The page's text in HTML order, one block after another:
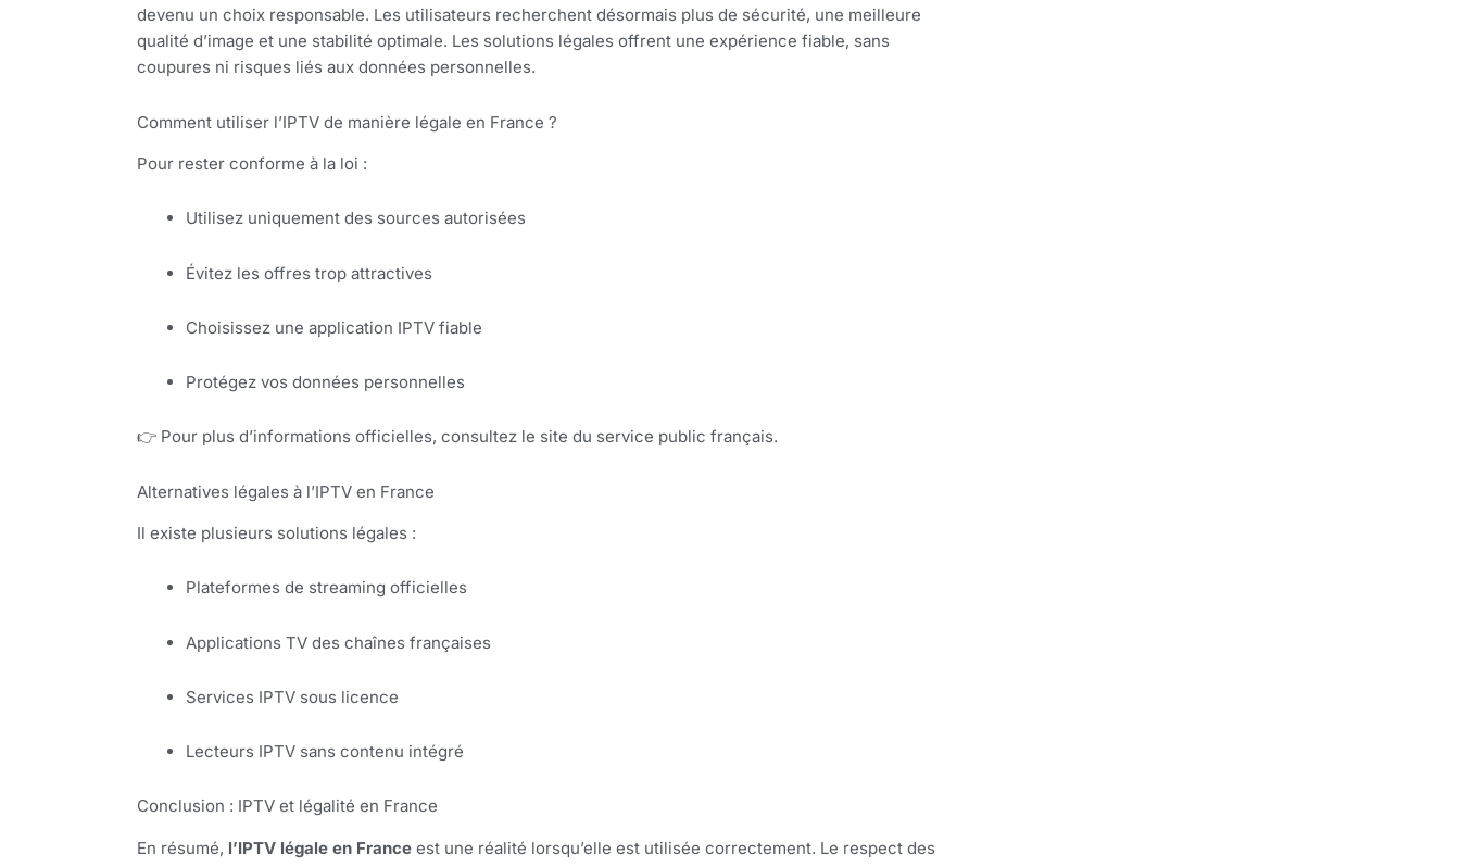
devenu un choix responsable. Les utilisateurs recherchent désormais plus de sécurité, une meilleure
qualité d’image et une stabilité optimale. Les solutions légales offrent une expérience fiable, sans
coupures ni risques liés aux données personnelles.
Comment utiliser l’IPTV de manière légale en France ?
Pour rester conforme à la loi :
Utilisez uniquement des sources autorisées
Évitez les offres trop attractives
Choisissez une application IPTV fiable
Protégez vos données personnelles
👉 Pour plus d’informations officielles, consultez le site du service public français.
Alternatives légales à l’IPTV en France
Il existe plusieurs solutions légales :
Plateformes de streaming officielles
Applications TV des chaînes françaises
Services IPTV sous licence
Lecteurs IPTV sans contenu intégré
Conclusion : IPTV et légalité en France
En résumé, l’IPTV légale en Franceest une réalité lorsqu’elle est utilisée correctement. Le respect des